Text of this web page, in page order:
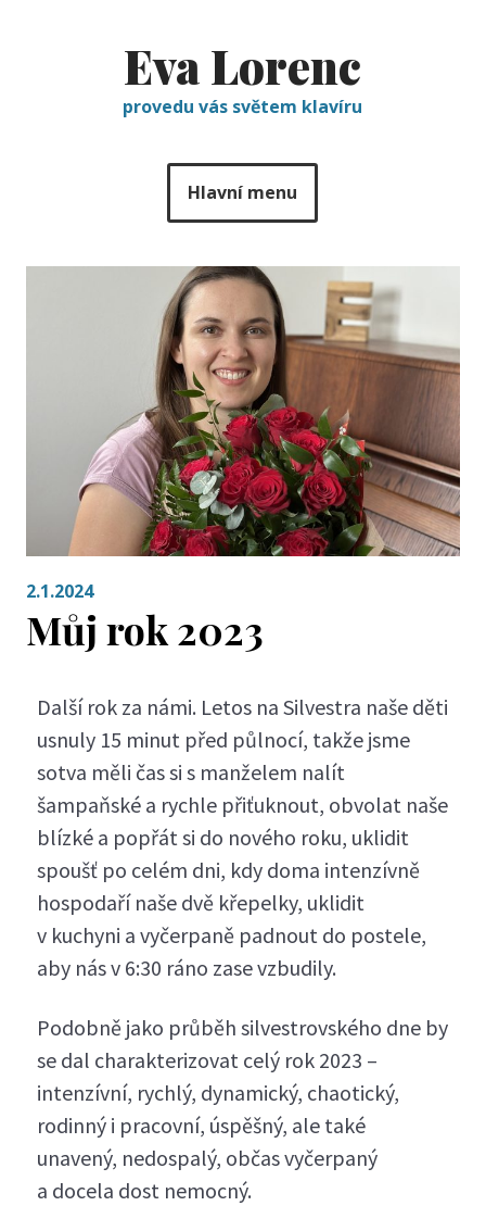
Eva Lorenc
provedu vás světem klavíru
Hlavní menu
2.1.2024
Můj rok 2023
Další rok za námi. Letos na Silvestra naše děti
usnuly 15 minut před půlnocí, takže jsme
sotva měli čas si s manželem nalít
šampaňské a rychle přiťuknout, obvolat naše
blízké a popřát si do nového roku, uklidit
spoušť po celém dni, kdy doma intenzívně
hospodaří naše dvě křepelky, uklidit
v kuchyni a vyčerpaně padnout do postele,
aby nás v 6:30 ráno zase vzbudily.
Podobně jako průběh silvestrovského dne by
se dal charakterizovat celý rok 2023 –
intenzívní, rychlý, dynamický, chaotický,
rodinný i pracovní, úspěšný, ale také
unavený, nedospalý, občas vyčerpaný
a docela dost nemocný.